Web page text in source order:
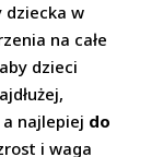
dziecka w
na całe
dzieci
a najlepiej do
i waga